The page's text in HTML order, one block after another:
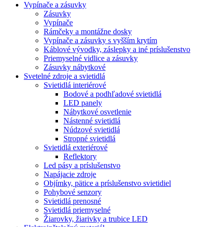
Vypínače a zásuvky
Zásuvky
Vypínače
Rámčeky a montážne dosky
Vypínače a zásuvky s vyšším krytím
Káblové vývodky, záslepky a iné príslušenstvo
Priemyselné vidlice a zásuvky
Zásuvky nábytkové
Svetelné zdroje a svietidlá
Svietidlá interiérové
Bodové a podhľadové svietidlá
LED panely
Nábytkové osvetlenie
Nástenné svietidlá
Núdzové svietidlá
Stropné svietidlá
Svietidlá exteriérové
Reflektory
Led pásy a príslušenstvo
Napájacie zdroje
Objímky, pätice a príslušenstvo svietidiel
Pohybové senzory
Svietidlá prenosné
Svietidlá priemyselné
Žiarovky, žiarivky a trubice LED